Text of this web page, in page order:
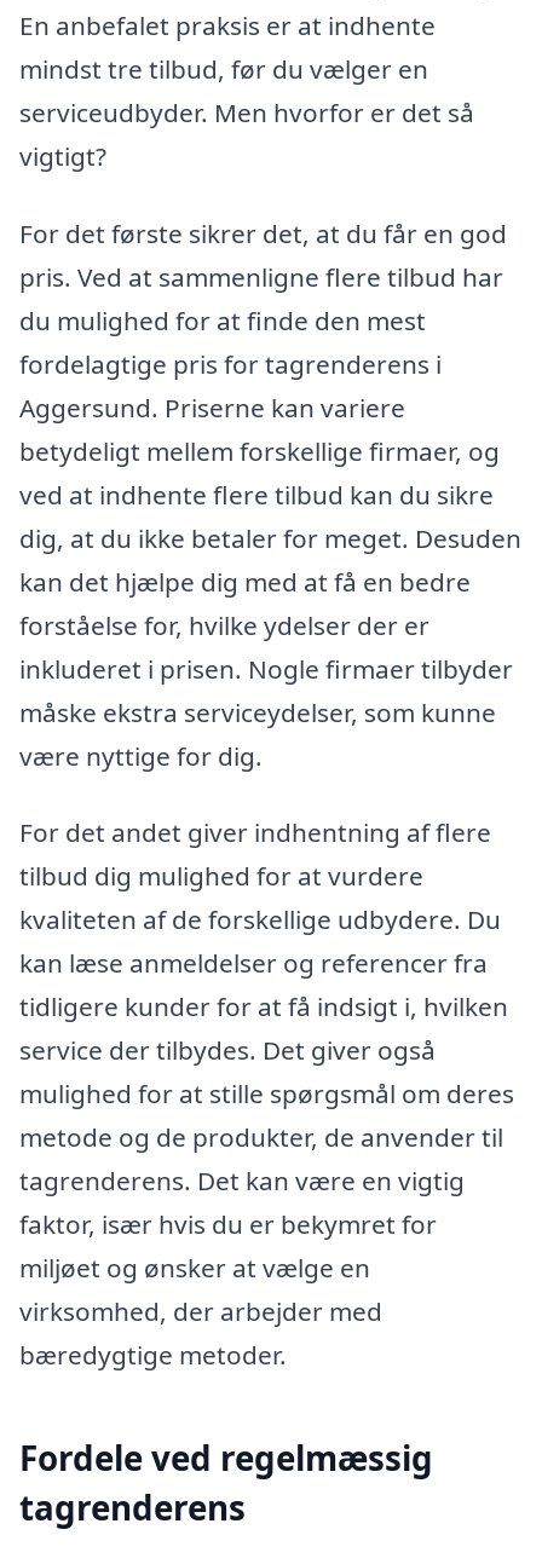
En anbefalet praksis er at indhente
mindst tre tilbud, før du vælger en
serviceudbyder. Men hvorfor er det så
vigtigt?
For det første sikrer det, at du får en god
pris. Ved at sammenligne flere tilbud har
du mulighed for at finde den mest
fordelagtige pris for tagrenderens i
Aggersund. Priserne kan variere
betydeligt mellem forskellige firmaer, og
ved at indhente flere tilbud kan du sikre
dig, at du ikke betaler for meget. Desuden
kan det hjælpe dig med at få en bedre
forståelse for, hvilke ydelser der er
inkluderet i prisen. Nogle firmaer tilbyder
måske ekstra serviceydelser, som kunne
være nyttige for dig.
For det andet giver indhentning af flere
tilbud dig mulighed for at vurdere
kvaliteten af de forskellige udbydere. Du
kan læse anmeldelser og referencer fra
tidligere kunder for at få indsigt i, hvilken
service der tilbydes. Det giver også
mulighed for at stille spørgsmål om deres
metode og de produkter, de anvender til
tagrenderens. Det kan være en vigtig
faktor, især hvis du er bekymret for
miljøet og ønsker at vælge en
virksomhed, der arbejder med
bæredygtige metoder.
Fordele ved regelmæssig
tagrenderens